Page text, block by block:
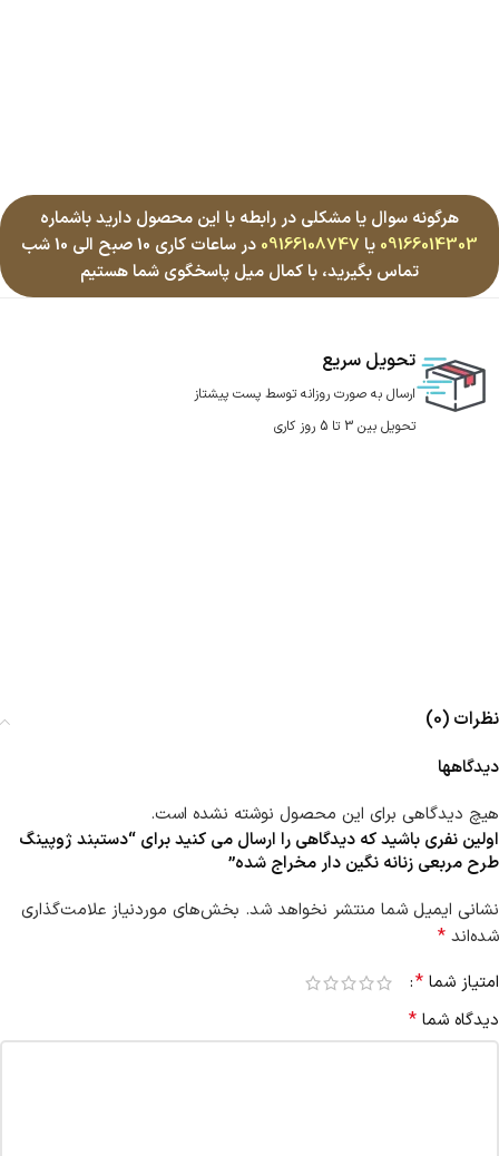
هرگونه سوال یا مشکلی در رابطه با این محصول دارید باشماره
09166014303 یا 09166108747
در ساعات کاری 10 صبح الی 10 شب
تماس بگیرید، با کمال میل پاسخگوی شما هستیم
تحویل سریع
ارسال به صورت روزانه توسط پست پیشتاز
تحویل بین 3 تا 5 روز کاری
نظرات (0)
دیدگاهها
هیچ دیدگاهی برای این محصول نوشته نشده است.
اولین نفری باشید که دیدگاهی را ارسال می کنید برای “دستبند ژوپینگ
طرح مربعی زنانه نگین دار مخراج شده”
نشانی ایمیل شما منتشر نخواهد شد. بخش‌های موردنیاز علامت‌گذاری
شده‌اند *
امتیاز شما *
دیدگاه شما *